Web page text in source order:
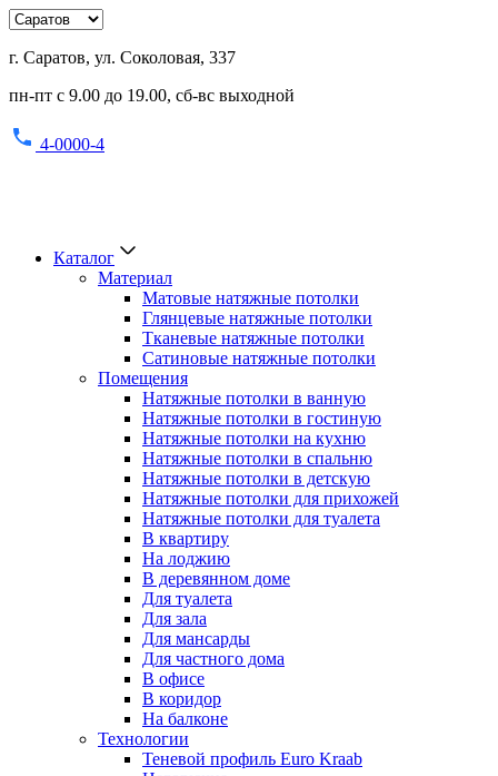
г. Саратов, ул. Соколовая, 337
пн-пт с 9.00 до 19.00, сб-вс выходной
4-0000-4
Каталог
Материал
Матовые натяжные потолки
Глянцевые натяжные потолки
Тканевые натяжные потолки
Сатиновые натяжные потолки
Помещения
Натяжные потолки в ванную
Натяжные потолки в гостиную
Натяжные потолки на кухню
Натяжные потолки в спальню
Натяжные потолки в детскую
Натяжные потолки для прихожей
Натяжные потолки для туалета
В квартиру
На лоджию
В деревянном доме
Для туалета
Для зала
Для мансарды
Для частного дома
В офисе
В коридор
На балконе
Технологии
Теневой профиль Euro Kraab